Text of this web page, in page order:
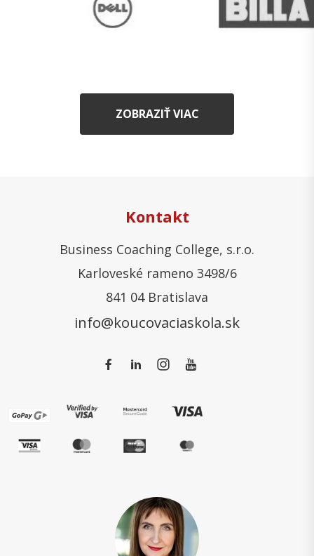
ZOBRAZIŤ VIAC
Kontakt
Business Coaching College, s.r.o.
Karloveské rameno 3498/6
841 04 Bratislava
info@koucovaciaskola.sk